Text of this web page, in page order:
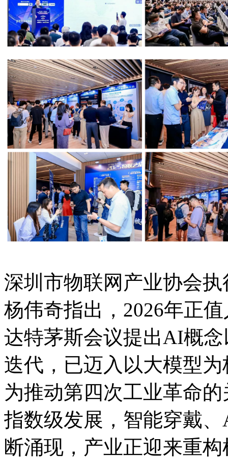
深圳市物联网产业协会
杨伟奇指出，2026年正
达特茅斯会议提出AI概
迭代，已迈入以大模型
为推动第四次工业革命
指数级发展，智能穿戴
断涌现，产业正迎来重